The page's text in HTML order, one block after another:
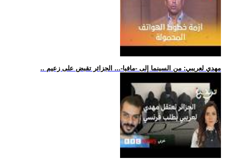
.. مهدي لعريبي: من السينما إلى -مافيا-... الجزائر تقبض على زعيم